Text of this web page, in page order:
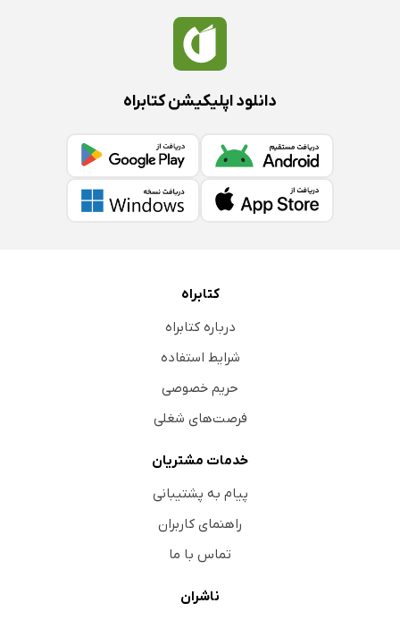
دانلود اپلیکیشن کتابراه
کتابراه
درباره کتابراه
شرایط استفاده
حریم خصوصی
فرصت‌های شغلی
خدمات مشتریان
پیام به پشتیبانی
راهنمای کاربران
تماس با ما
ناشران